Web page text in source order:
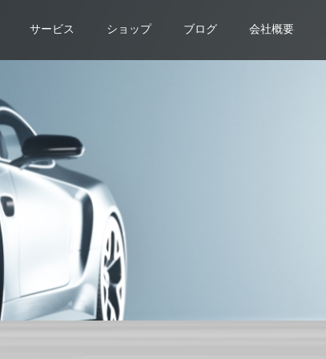
サービス ショップ ブログ 会社概要